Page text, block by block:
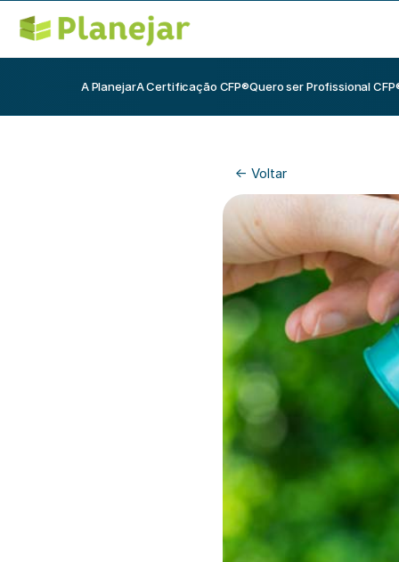
A PlanejarA Certificação CFP®Quero ser Profissional
<- Voltar